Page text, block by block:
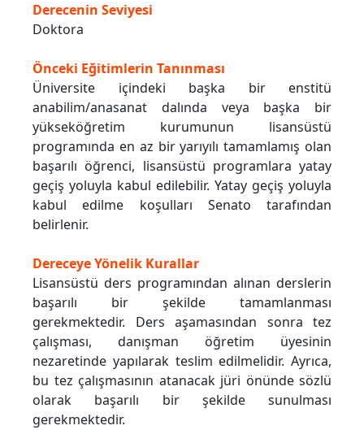
Derecenin Seviyesi
Doktora
Önceki Eğitimlerin Tanınması
Üniversite içindeki başka bir enstitü
anabilim/anasanat dalında veya başka bir
yükseköğretim kurumunun lisansüstü
programında en az bir yarıyılı tamamlamış olan
başarılı öğrenci, lisansüstü programlara yatay
geçiş yoluyla kabul edilebilir. Yatay geçiş yoluyla
kabul edilme koşulları Senato tarafından
belirlenir.
Dereceye Yönelik Kurallar
Lisansüstü ders programından alınan derslerin
başarılı bir şekilde tamamlanması
gerekmektedir. Ders aşamasından sonra tez
çalışması, danışman öğretim üyesinin
nezaretinde yapılarak teslim edilmelidir. Ayrıca,
bu tez çalışmasının atanacak jüri önünde sözlü
olarak başarılı bir şekilde sunulması
gerekmektedir.